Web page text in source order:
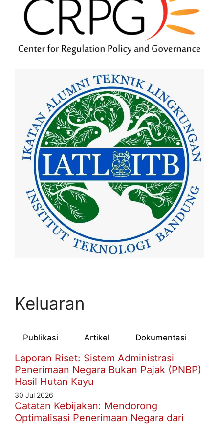
Keluaran
Publikasi Artikel Dokumentasi
Laporan Riset: Sistem Administrasi
Penerimaan Negara Bukan Pajak (PNBP)
Hasil Hutan Kayu
30 Jul 2026
Catatan Kebijakan: Mendorong
Optimalisasi Penerimaan Negara dari